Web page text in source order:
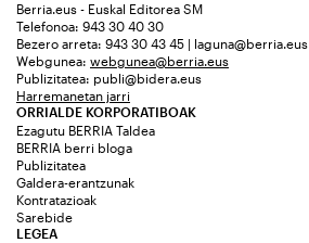
Berria.eus - Euskal Editorea SM
Telefonoa: 943 30 40 30
Bezero arreta: 943 30 43 45 | laguna@berria.eus
Webgunea: webgunea@berria.eus
Publizitatea: publi@bidera.eus
Harremanetan jarri
ORRIALDE KORPORATIBOAK
Ezagutu BERRIA Taldea
BERRIA berri bloga
Publizitatea
Galdera-erantzunak
Kontratazioak
Sarebide
LEGEA